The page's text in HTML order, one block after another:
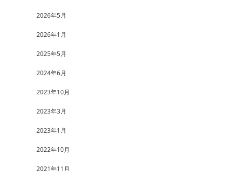
2026年5月
2026年1月
2025年5月
2024年6月
2023年10月
2023年3月
2023年1月
2022年10月
2021年11月